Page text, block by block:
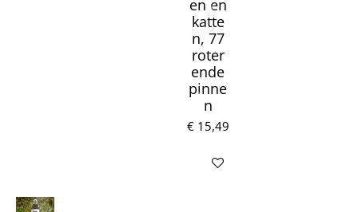
en en
katte
n, 77
roter
ende
pinne
n
€ 15,49
Houd mij op de hoogte